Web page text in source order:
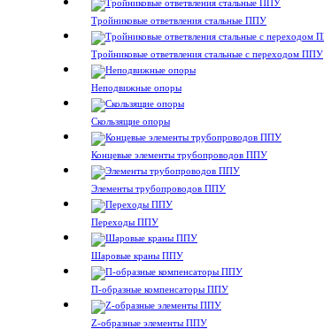
Тройниковые ответвления стальные ППУ
Тройниковые ответвления стальные с переходом ППУ
Неподвижные опоры
Скользящие опоры
Концевые элементы трубопроводов ППУ
Элементы трубопроводов ППУ
Переходы ППУ
Шаровые краны ППУ
П-образные компенсаторы ППУ
Z-образные элементы ППУ